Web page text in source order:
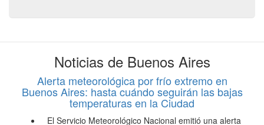
Noticias de Buenos Aires
Alerta meteorológica por frío extremo en
Buenos Aires: hasta cuándo seguirán las bajas
temperaturas en la Ciudad
El Servicio Meteorológico Nacional emitió una alerta